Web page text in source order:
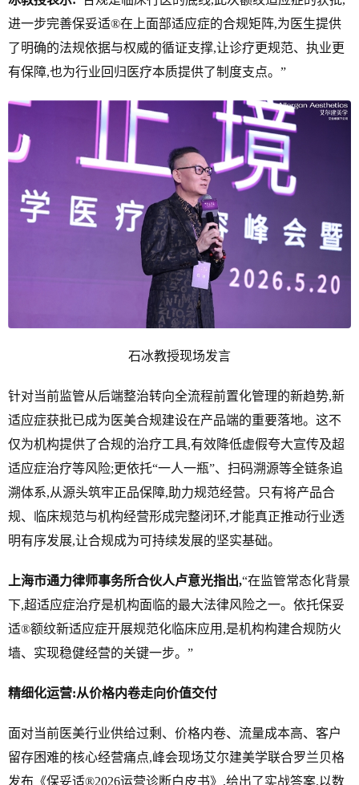
进一步完善保妥适®在上面部适应症的合规矩阵,为医生提供
了明确的法规依据与权威的循证支撑,让诊疗更规范、执业更
有保障,也为行业回归医疗本质提供了制度支点。”
石冰教授现场发言
针对当前监管从后端整治转向全流程前置化管理的新趋势,新
适应症获批已成为医美合规建设在产品端的重要落地。这不
仅为机构提供了合规的治疗工具,有效降低虚假夸大宣传及超
适应症治疗等风险;更依托“一人一瓶”、扫码溯源等全链条追
溯体系,从源头筑牢正品保障,助力规范经营。只有将产品合
规、临床规范与机构经营形成完整闭环,才能真正推动行业透
明有序发展,让合规成为可持续发展的坚实基础。
上海市通力律师事务所合伙人卢意光指出,“在监管常态化背景
下,超适应症治疗是机构面临的最大法律风险之一。依托保妥
适®额纹新适应症开展规范化临床应用,是机构构建合规防火
墙、实现稳健经营的关键一步。”
精细化运营:从价格内卷走向价值交付
面对当前医美行业供给过剩、价格内卷、流量成本高、客户
留存困难的核心经营痛点,峰会现场艾尔建美学联合罗兰贝格
发布《保妥适®2026运营诊断白皮书》,给出了实战答案,以数